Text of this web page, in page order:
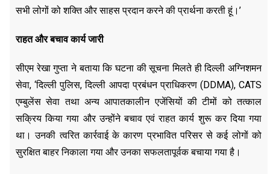
सभी लोगों को शक्ति और साहस प्रदान करने की प्रार्थना करती हूं।’
राहत और बचाव कार्य जारी
सीएम रेखा गुप्ता ने बताया कि घटना की सूचना मिलते ही दिल्ली अग्निशमन
सेवा, ‘दिल्ली पुलिस, दिल्ली आपदा प्रबंधन प्राधिकरण (DDMA), CATS
एम्बुलेंस सेवा तथा अन्य आपातकालीन एजेंसियों की टीमों को तत्काल
सक्रिय किया गया और उन्होंने बचाव एवं राहत कार्य शुरू कर दिया गया
था। उनकी त्वरित कार्रवाई के कारण प्रभावित परिसर से कई लोगों को
सुरक्षित बाहर निकाला गया और उनका सफलतापूर्वक बचाया गया है।